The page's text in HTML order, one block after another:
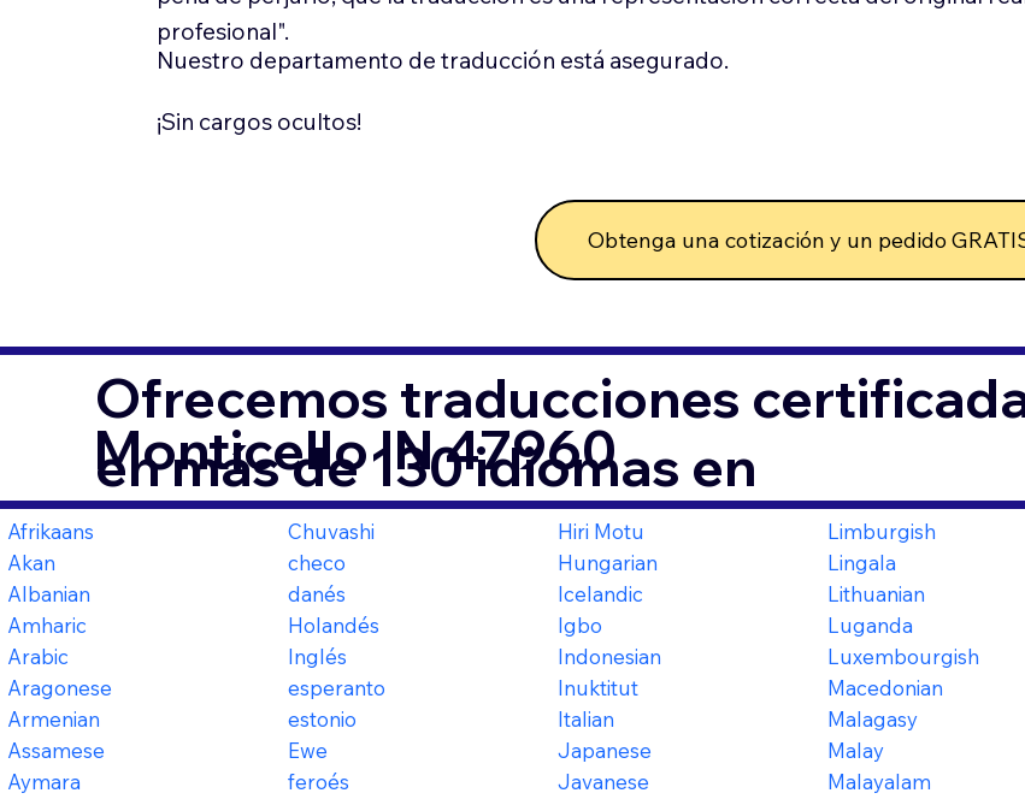
profesional".
Nuestro departamento de traducción está asegurado.
¡Sin cargos ocultos!
Obtenga una cotización y un pedido
Ofrecemos traducciones
en más de 130 idiomas en
Monticello IN 47960
Afrikaans
Akan
Albanian
Amharic
Arabic
Aragonese
Armenian
Assamese
Aymara
Chuvashi
checo
danés
Holandés
Inglés
esperanto
estonio
Ewe
feroés
Hiri Motu
Hungarian
Icelandic
Igbo
Indonesian
Inuktitut
Italian
Japanese
Javanese
Limburgish
Lingala
Lithuanian
Luganda
Luxembourgish
Macedonian
Malagasy
Malay
Malayalam